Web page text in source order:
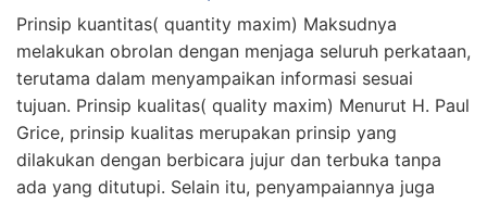
Prinsip kuantitas( quantity maxim) Maksudnya
melakukan obrolan dengan menjaga seluruh perkataan,
terutama dalam menyampaikan informasi sesuai
tujuan. Prinsip kualitas( quality maxim) Menurut H. Paul
Grice, prinsip kualitas merupakan prinsip yang
dilakukan dengan berbicara jujur dan terbuka tanpa
ada yang ditutupi. Selain itu, penyampaiannya juga